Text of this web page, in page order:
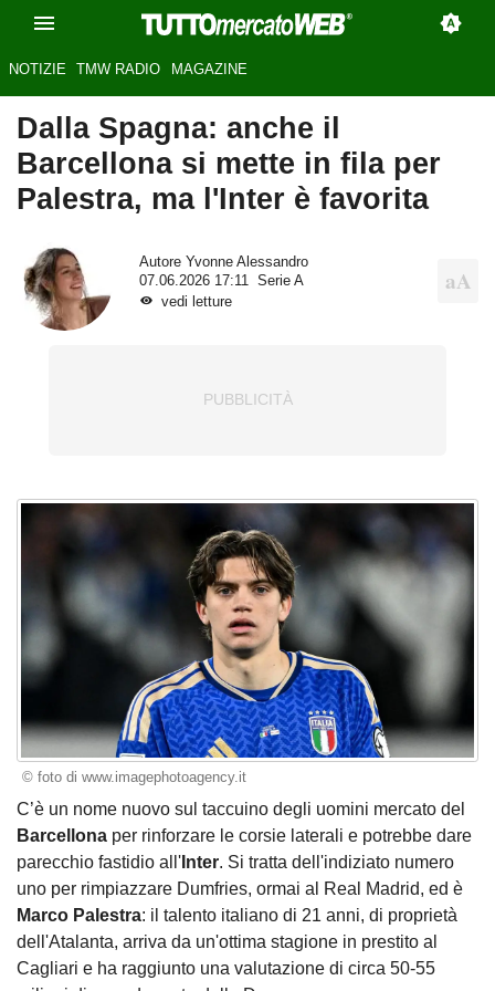
NOTIZIE TMW RADIO MAGAZINE
Dalla Spagna: anche il
Barcellona si mette in fila per
Palestra, ma l'Inter è favorita
Autore Yvonne Alessandro
07.06.2026 17:11
Serie A
vedi letture
© foto di www.imagephotoagency.it
C’è un nome nuovo sul taccuino degli uomini mercato del
Barcellona per rinforzare le corsie laterali e potrebbe dare
parecchio fastidio all' Inter. Si tratta dell'indiziato numero
uno per rimpiazzare Dumfries, ormai al Real Madrid, ed è
Marco Palestra: il talento italiano di 21 anni, di proprietà
dell'Atalanta, arriva da un'ottima stagione in prestito al
Cagliari e ha raggiunto una valutazione di circa 50-55